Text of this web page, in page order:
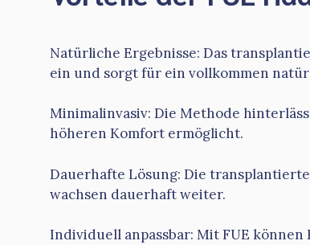
Natürliche Ergebnisse: Das
ein und sorgt für ein vollkommen
Minimalinvasiv: Die Methode
höheren Komfort ermöglicht.
Dauerhafte Lösung: Die
wachsen dauerhaft weiter.
Individuell anpassbar: Mit FUE